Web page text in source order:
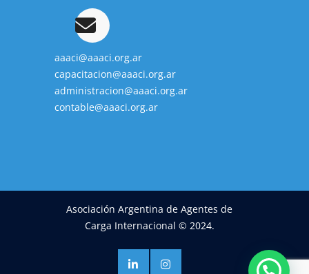
aaaci@aaaci.org.ar
capacitacion@aaaci.org.ar
administracion@aaaci.org.ar
contable@aaaci.org.ar
Asociación Argentina de Agentes de
Carga Internacional © 2024.